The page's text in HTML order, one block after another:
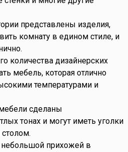
представлены изделия,
комнату в едином стиле, и
количества дизайнерских
мебель, которая отлично
температурами и
сделаны
тонах и могут иметь уголки
прихожей в